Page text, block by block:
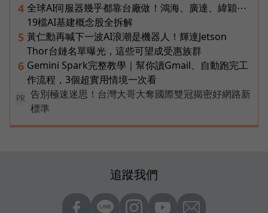
4 全球AI伺服器幾乎都靠台廠做！鴻海、廣達、緯穎⋯
19檔AI基建概念股全拆解
5 黃仁勳再喊下一波AI浪潮是機器人！輝達Jetson
Thor台鏈名單曝光，這些可望成受惠族群
6 Gemini Spark完整教學｜幫你讀Gmail、自動跑完工
作流程，3個超實用情境一次看
PR
告別極速迷思！台灣大哥大奪國際雙冠揭密好網路新
標準
追蹤我們